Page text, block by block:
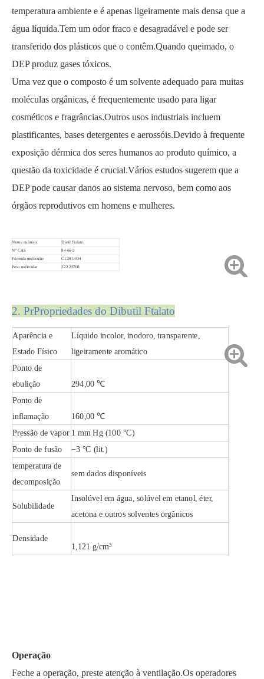
99% Plastificante Aprovado pela FDA Dibutil Ftalato Síntese Composta Líquida Dimetil Ftalato
Síntese de Composto em Pó Dimetil Ftalato
Síntese Composta Solvente Dimetil Ftalato Síntese Compósita de Grau Industrial Dimetil Ftalato
temperatura ambiente e é apenas ligeiramente mais densa que a
água líquida.Tem um odor fraco e desagradável e pode ser
transferido dos plásticos que o contêm.Quando queimado, o
DEP produz gases tóxicos.
Uma vez que o composto é um solvente adequado para muitas
moléculas orgânicas, é frequentemente usado para ligar
cosméticos e fragrâncias.Outros usos industriais incluem
plastificantes, bases detergentes e aerossóis.Devido à frequente
exposição dérmica dos seres humanos ao produto químico, a
questão da toxicidade é crucial.Vários estudos sugerem que a
DEP pode causar danos ao sistema nervoso, bem como aos
órgãos reprodutivos em homens e mulheres.
Nome químico Dietil Ftalato
Nº CAS 84-66-2
Fórmula molecular
C12H14O4
Peso molecular
222.23700
2. PrPropriedades do Dibutil Ftalato
Aparência e
Estado Físico
Líquido incolor, inodoro, transparente,
ligeiramente aromático
Ponto de
ebulição
294,00 ℃
Ponto de
inflamação
160,00 ℃
Pressão de vapor 1 mm Hg (100 °C)
Ponto de fusão −3 °C (lit.)
temperatura de
decomposição
sem dados disponíveis
Solubilidade
Insolúvel em água, solúvel em etanol, éter,
acetona e outros solventes orgânicos
Densidade
1,121 g/cm³
Operação
Feche a operação, preste atenção à ventilação.Os operadores